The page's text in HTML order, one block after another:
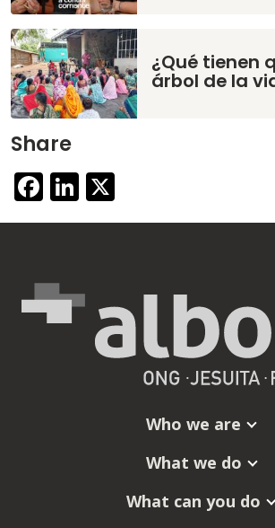
¿Qué tienen
árbol de la
Share
Facebook
LinkedIn
Who we are
What we do
What can you do